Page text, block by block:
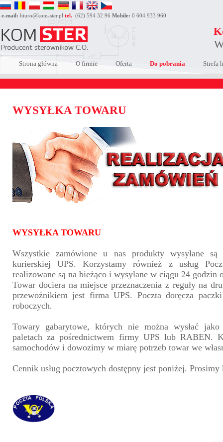
e-mail: biuro@kom-ster.pl tel. (62) 594 32 96 Mobile: 0 604 933 960
Strona główna O firmie Oferta Do pobrania Strefa
WYSYŁKA TOWARU
WYSYŁKA TOWARU
Wszystkie zamówione u nas produkty wysyłane
kurierskiej UPS. Korzystamy również z usług
realizowane są na bieżąco i wysyłane w ciągu 24 godzin
Towar dociera na miejsce przeznaczenia z reguły na
przewoźnikiem jest firma UPS. Poczta doręcza
roboczych.
Towary gabarytowe, których nie można wysłać jako
paletach za pośrednictwem firmy UPS lub RABEN.
samochodów i dowozimy w miarę potrzeb towar we
Cennik usług pocztowych dostępny jest poniżej.
KORZYŚCI ZE STAŁEJ WSPÓŁPRACY
Prowadzisz działalność gospodarczą? Zajmujesz się
produkcją kotłów? Jesteś instalatorem lub prowadzisz
sklep/hurtownię z artykułami branży grzewczej? Zapraszamy
do współpracy. Zarejestruj się, korzystaj ze specjalnej strefy
hurtowej. Zapoznaj się z naszymi cenami i ciekawymi